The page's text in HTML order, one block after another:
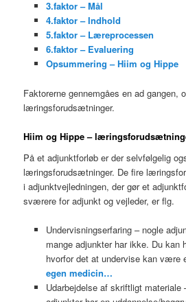
3.faktor – Mål
4.faktor – Indhold
5.faktor – Læreprocessen
6.faktor – Evaluering
Opsummering – Hiim og Hippe
Faktorerne gennemgåes en ad gangen,
læringsforudsætninger.
Hiim og Hippe –
På et adjunktforløb er der selvfølgelig
læringsforudsætninger. De fire
i adjunktvejledningen, der gør et
sværere for adjunkt og vejleder, er flg.
Undervisningserfaring – nogle
mange adjunkter har ikke. Du kan
hvorfor det at undervise kan være
egen medicin…
Udarbejdelse af skriftligt materiale